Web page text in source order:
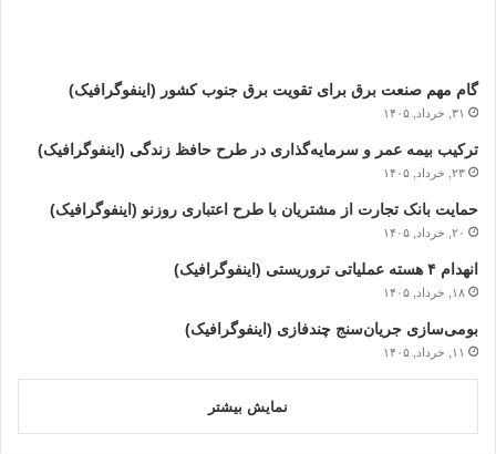
گام مهم صنعت برق برای تقویت برق جنوب کشور (اینفوگرافیک)
۳۱, خرداد, ۱۴۰۵
ترکیب بیمه عمر و سرمایه‌گذاری در طرح حافظ زندگی (اینفوگرافیک)
۲۳, خرداد, ۱۴۰۵
حمایت بانک تجارت از مشتریان با طرح اعتباری روزنو (اینفوگرافیک)
۲۰, خرداد, ۱۴۰۵
انهدام ۴ هسته عملیاتی تروریستی (اینفوگرافیک)
۱۸, خرداد, ۱۴۰۵
بومی‌سازی جریان‌سنج چندفازی (اینفوگرافیک)
۱۱, خرداد, ۱۴۰۵
نمایش بیشتر